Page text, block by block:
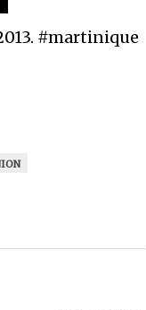
#martinique